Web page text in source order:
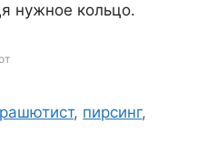
нужное кольцо.
, пирсинг,